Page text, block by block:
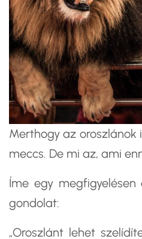
Merthogy az
meccs. De mi az, ami
Íme egy megfigyelésen
gondolat:
„Oroszlánt lehet